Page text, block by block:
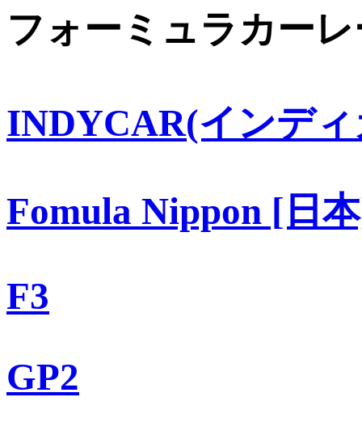
フォーミュラカー
INDYCAR(インデ
Fomula Nippon [日
F3
GP2